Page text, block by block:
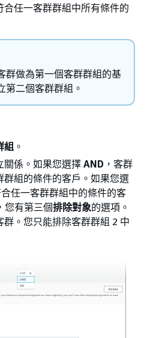
任一客群群組中所有條件的
群做為第一個客群群組的基
第二個客群群組。
組 。
關係。如果您選擇 AND ，客群
群組的條件的客戶。如果您選
合任一客群群組中的條件的客
您有第三個排除對象的選項。
。您只能排除客群群組 2 中